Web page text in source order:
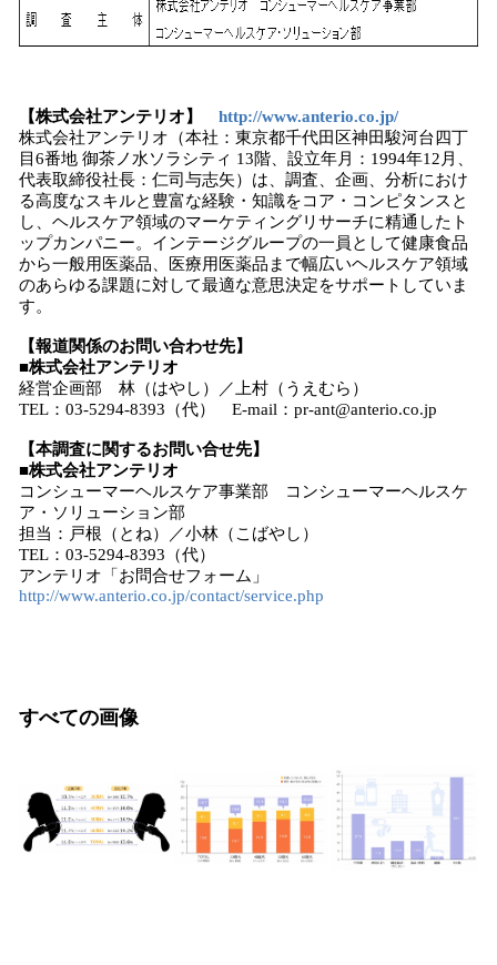
【株式会社アンテリオ】 http://www.anterio.co.jp/
株式会社アンテリオ（本社：東京都千代田区神田駿河台四丁
目6番地 御茶ノ水ソラシティ 13階、設立年月：1994年12月、
代表取締役社長：仁司与志矢）は、調査、企画、分析におけ
る高度なスキルと豊富な経験・知識をコア・コンピタンスと
し、ヘルスケア領域のマーケティングリサーチに精通したト
ップカンパニー。インテージグループの一員として健康食品
から一般用医薬品、医療用医薬品まで幅広いヘルスケア領域
のあらゆる課題に対して最適な意思決定をサポートしていま
す。
【報道関係のお問い合わせ先】
■株式会社アンテリオ
経営企画部 林（はやし）／上村（うえむら）
TEL：03-5294-8393（代） E-mail：pr-ant@anterio.co.jp
【本調査に関するお問い合せ先】
■株式会社アンテリオ
コンシューマーヘルスケア事業部 コンシューマーヘルスケ
ア・ソリューション部
担当：戸根（とね）／小林（こばやし）
TEL：03-5294-8393（代）
アンテリオ「お問合せフォーム」
http://www.anterio.co.jp/contact/service.php
すべての画像